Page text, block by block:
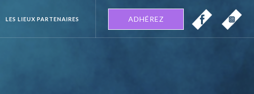
LES LIEUX PARTENAIRES ADHÉREZ